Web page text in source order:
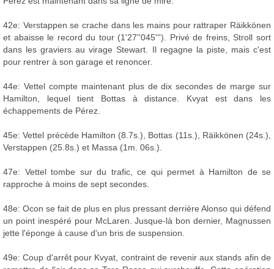
42e: Verstappen se crache dans les mains pour rattraper Räikkönen
et abaisse le record du tour (1'27''045'''). Privé de freins, Stroll sort
dans les graviers au virage Stewart. Il regagne la piste, mais c'est
pour rentrer à son garage et renoncer.
44e: Vettel compte maintenant plus de dix secondes de marge sur
Hamilton, lequel tient Bottas à distance. Kvyat est dans les
échappements de Pérez.
45e: Vettel précède Hamilton (8.7s.), Bottas (11s.), Räikkönen (24s.),
Verstappen (25.8s.) et Massa (1m. 06s.).
47e: Vettel tombe sur du trafic, ce qui permet à Hamilton de se
rapproche à moins de sept secondes.
48e: Ocon se fait de plus en plus pressant derrière Alonso qui défend
un point inespéré pour McLaren. Jusque-là bon dernier, Magnussen
jette l'éponge à cause d'un bris de suspension.
49e: Coup d'arrêt pour Kvyat, contraint de revenir aux stands afin de